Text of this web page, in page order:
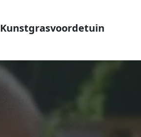
Kunstgrasvoordetuin